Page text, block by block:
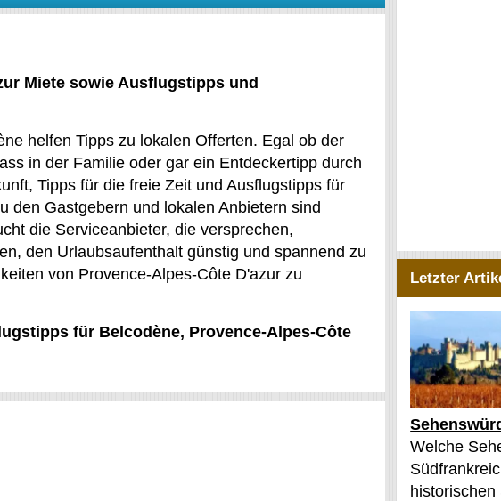
Miete sowie Ausflugstipps und
helfen Tipps zu lokalen Offerten. Egal ob der
in der Familie oder gar ein Entdeckertipp durch
Tipps für die freie Zeit und Ausflugstipps für
den Gastgebern und lokalen Anbietern sind
die Serviceanbieter, die versprechen,
den Urlaubsaufenthalt günstig und spannend zu
von Provence-Alpes-Côte D'azur zu
für Belcodène, Provence-Alpes-Côte
Letzter
Welche